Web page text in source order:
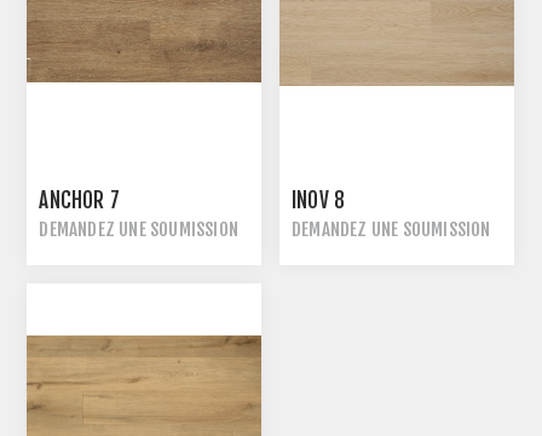
ANCHOR 7
DEMANDEZ UNE SOUMISSION
INOV 8
DEMANDEZ UNE SOUMISSION